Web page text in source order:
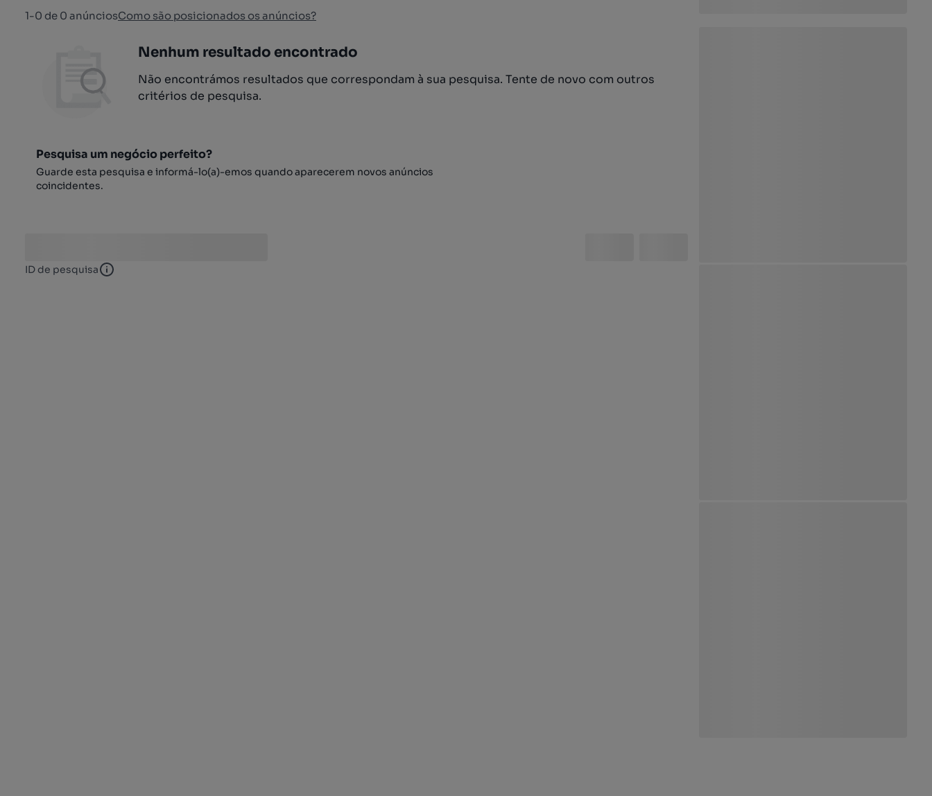
1-0 de 0 anúnciosComo são posicionados os anúncios?
Nenhum resultado encontrado
Não encontrámos resultados que correspondam à sua pesquisa. Tente de novo com outros
critérios de pesquisa.
Pesquisa um negócio perfeito?
Guarde esta pesquisa e informá-lo(a)-emos quando aparecerem novos anúncios
coincidentes.
ID de pesquisa ID de pesquisa